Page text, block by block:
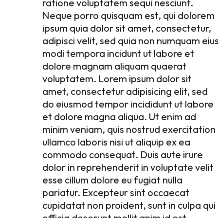
ratione voluptatem sequi nesciunt.
Neque porro quisquam est, qui dolorem
ipsum quia dolor sit amet, consectetur,
adipisci velit, sed quia non numquam eius
modi tempora incidunt ut labore et
dolore magnam aliquam quaerat
voluptatem. Lorem ipsum dolor sit
amet, consectetur adipisicing elit, sed
do eiusmod tempor incididunt ut labore
et dolore magna aliqua. Ut enim ad
minim veniam, quis nostrud exercitation
ullamco laboris nisi ut aliquip ex ea
commodo consequat. Duis aute irure
dolor in reprehenderit in voluptate velit
esse cillum dolore eu fugiat nulla
pariatur. Excepteur sint occaecat
cupidatat non proident, sunt in culpa qui
Neque porro quisquam est, qui dolorem
ipsum quia dolor sit amet, consectetur,
adipisci velit, sed quia non numquam eius
modi tempora incidunt ut labore et
dolore magnam aliquam quaerat
voluptatem. Lorem ipsum dolor sit
amet, consectetur adipisicing elit, sed
do eiusmod tempor incididunt ut labore
et dolore magna aliqua. Ut enim ad
minim veniam, quis nostrud exercitation
ullamco laboris nisi ut aliquip ex ea
commodo consequat. Duis aute irure
dolor in reprehenderit in voluptate velit
esse cillum dolore eu fugiat nulla
pariatur. Excepteur sint occaecat
cupidatat non proident, sunt in culpa qui
officia deserunt mollit anim id est
voluptatem sequi nesciunt. Neque porro
quisquam est, qui dolorem ipsum quia
dolor sit amet, consectetur, adipisci
velit, sed quia non numquam eius modi
tempora incidunt ut labore et dolore
magnam aliquam quaerat voluptatem.
Lorem ipsum dolor sit amet, consectetur
adipisicing elit, sed do eiusmod tempor
incididunt ut labore et dolore magna
aliqua. Ut enim ad minim veniam, quis
nostrud exercitation ullamco laboris nisi
ut aliquip ex ea commodo consequat.
Duis aute irure dolor in reprehenderit in
voluptate velit esse cillum dolore eu
fugiat nulla pariatur. Excepteur sint
occaecat cupidatat non proident, sunt in
culpa qui officia deserunt mollit anim id